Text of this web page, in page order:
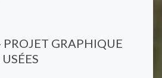
GRAPHIQUE